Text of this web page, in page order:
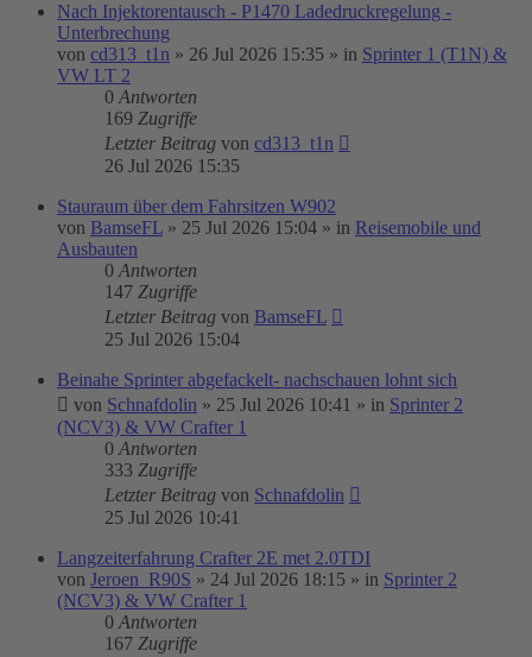
Nach Injektorentausch - P1470 Ladedruckregelung -
Unterbrechung
von cd313_t1n » 26 Jul 2026 15:35 » in Sprinter 1 (T1N) &
VW LT 2
0 Antworten
169 Zugriffe
Letzter Beitrag von cd313_t1n
26 Jul 2026 15:35
Stauraum über dem Fahrsitzen W902
von BamseFL » 25 Jul 2026 15:04 » in Reisemobile und
Ausbauten
0 Antworten
147 Zugriffe
Letzter Beitrag von BamseFL
25 Jul 2026 15:04
Beinahe Sprinter abgefackelt- nachschauen lohnt sich
von Schnafdolin » 25 Jul 2026 10:41 » in Sprinter 2
(NCV3) & VW Crafter 1
0 Antworten
333 Zugriffe
Letzter Beitrag von Schnafdolin
25 Jul 2026 10:41
Langzeiterfahrung Crafter 2E met 2.0TDI
von Jeroen_R90S » 24 Jul 2026 18:15 » in Sprinter 2
(NCV3) & VW Crafter 1
0 Antworten
167 Zugriffe